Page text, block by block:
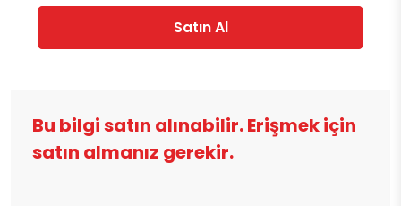
Satın Al
Bu bilgi satın alınabilir. Erişmek için
satın almanız gerekir.